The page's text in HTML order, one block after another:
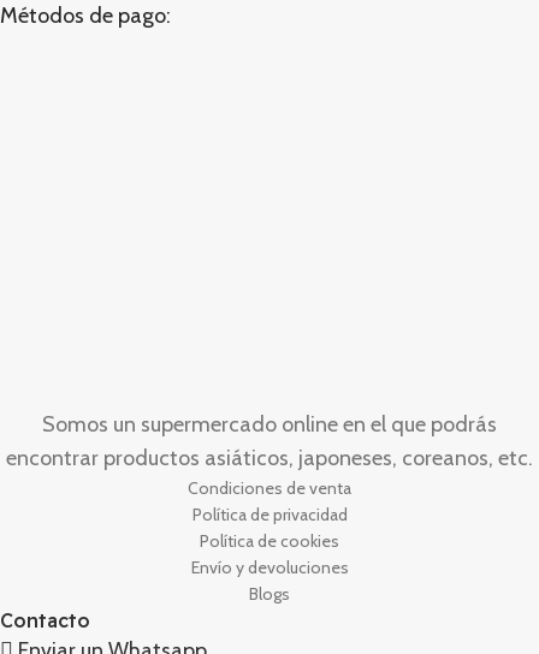
Métodos de pago:
Somos un supermercado online en el que podrás
encontrar productos asiáticos, japoneses, coreanos, etc.
Condiciones de venta
Política de privacidad
Política de cookies
Envío y devoluciones
Blogs
Contacto